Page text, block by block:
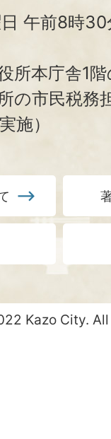
午前8時
所本庁舎1
の市民税務
施）
Kazo City.